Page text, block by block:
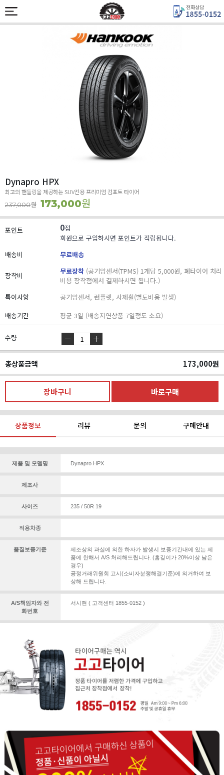
Dynapro HPX
최고의 핸들링을 제공하는 SUV전용 프리미엄 컴포트 타이어
237,000원 173,000원
포인트 0점
회원으로 구입하시면 포인트가 적립됩니다.
배송비
무료배송
장착비 무료장착 (공기압센서(TPMS) 1개당 5,000원, 폐타이어 처리
비용 장착점에서 결제하시면 됩니다.)
특이사항
공기압센서, 런플렛, 사제휠(별도비용 발생)
배송기간
평균 3일 (배송지연상품 7일정도 소요)
수량
총상품금액 173,000원
상품정보 리뷰 문의 구매안내
제품 및 모델명 Dynapro HPX
제조사
사이즈 235 / 50R 19
적용차종
품질보증기준
제조상의 과실에 의한 하자가 발생시 보증기간내에 있는 제
품에 한해서 A/S 처리해드립니다. (홈깊이가 20%이상 남은
경우)
공정거래위원회 고시(소비자분쟁해결기준)에 의거하여 보
상해 드립니다.
A/S책임자와 전
화번호
서시현 ( 고객센터 1855-0152 )